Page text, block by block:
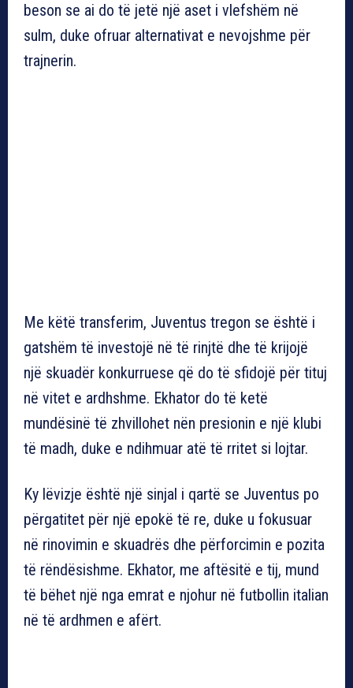
beson se ai do të jetë një aset i vlefshëm në
sulm, duke ofruar alternativat e nevojshme për
trajnerin.
Me këtë transferim, Juventus tregon se është i
gatshëm të investojë në të rinjtë dhe të krijojë
një skuadër konkurruese që do të sfidojë për tituj
në vitet e ardhshme. Ekhator do të ketë
mundësinë të zhvillohet nën presionin e një klubi
të madh, duke e ndihmuar atë të rritet si lojtar.
Ky lëvizje është një sinjal i qartë se Juventus po
përgatitet për një epokë të re, duke u fokusuar
në rinovimin e skuadrës dhe përforcimin e pozita
të rëndësishme. Ekhator, me aftësitë e tij, mund
të bëhet një nga emrat e njohur në futbollin italian
në të ardhmen e afërt.